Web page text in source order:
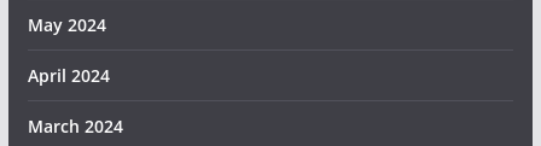
May 2024
April 2024
March 2024